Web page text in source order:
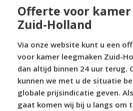
Offerte voor
Zuid-Holland
Via onze website kunt u een
voor kamer leegmaken Zuid-
dan altijd binnen 24 uur terug.
kunnen we met u de situatie
globale prijsindicatie geven.
gaat komen wij bij u langs om